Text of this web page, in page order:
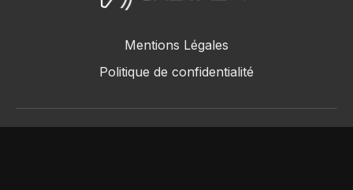
Mentions Légales
Politique de confidentialité